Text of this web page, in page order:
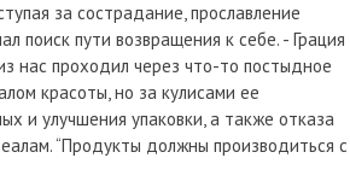
за сострадание, прославление
поиск пути возвращения к себе. - Грация
нас проходил через что-то постыдное
красоты, но за кулисами ее
и улучшения упаковки, а также отказа
“Продукты должны производиться с